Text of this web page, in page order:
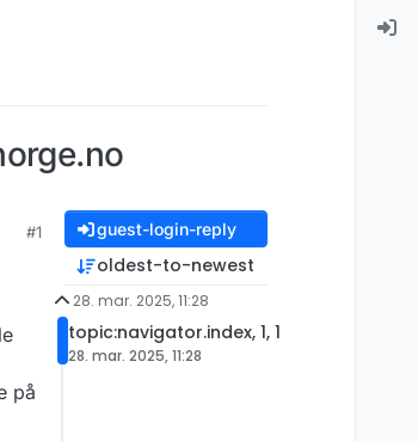
#1
på
guest-login-reply
oldest-to-newest
28. mar. 2025, 11:28
topic:navigator.index, 1, 1
28. mar. 2025, 11:28